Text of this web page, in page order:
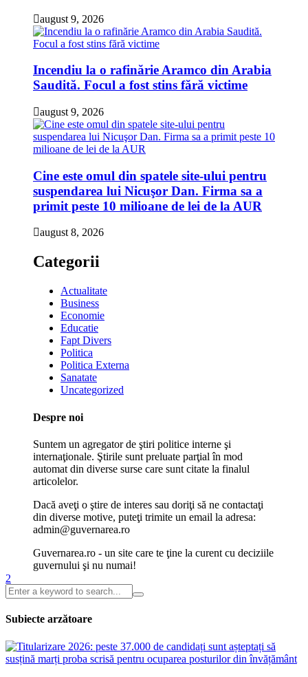
august 9, 2026
Incendiu la o rafinărie Aramco din Arabia
Saudită. Focul a fost stins fără victime
august 9, 2026
Cine este omul din spatele site-ului pentru
suspendarea lui Nicuşor Dan. Firma sa a
primit peste 10 milioane de lei de la AUR
august 8, 2026
Categorii
Actualitate
Business
Economie
Educatie
Fapt Divers
Politica
Politica Externa
Sanatate
Uncategorized
Despre noi
Suntem un agregator de ştiri politice interne şi
internaţionale. Ştirile sunt preluate parţial în mod
automat din diverse surse care sunt citate la finalul
articolelor.
Dacă aveţi o ştire de interes sau doriţi să ne contactaţi
din diverse motive, puteţi trimite un email la adresa:
admin@guvernarea.ro
Guvernarea.ro - un site care te ţine la curent cu deciziile
guvernului şi nu numai!
Subiecte arzătoare